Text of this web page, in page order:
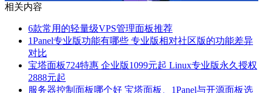
相关内容
6款常用的轻量级VPS管理面板推荐
1Panel专业版功能有哪些 专业版相对社区版的功能差异
对比
宝塔面板724特惠 企业版1099元起 Linux专业版永久授权
2888元起
服务器控制面板哪个好 宝塔面板、1Panel与开源面板选